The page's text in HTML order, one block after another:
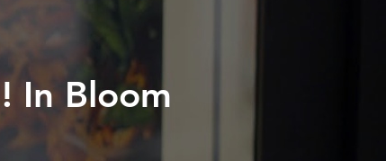
In Bloom